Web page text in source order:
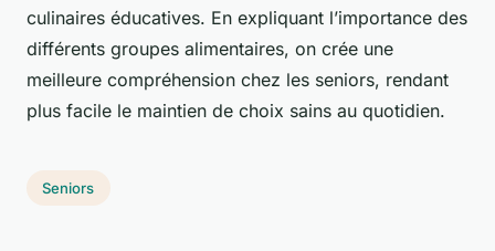
culinaires éducatives. En expliquant l’importance des
différents groupes alimentaires, on crée une
meilleure compréhension chez les seniors, rendant
plus facile le maintien de choix sains au quotidien.
Seniors